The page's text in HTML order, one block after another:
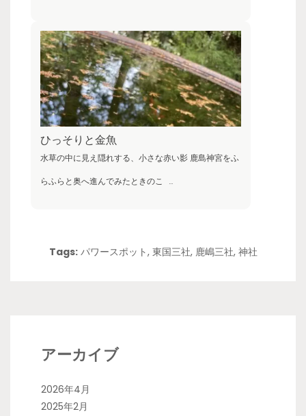
ひっそりと金魚
水草の中に見え隠れする、小さな赤い影 鹿島神宮をふ
らふらと奥へ進んでみたときのこ
…
Tags: パワースポット, 東国三社, 鹿嶋三社, 神社
アーカイブ
2026年4月
2025年2月